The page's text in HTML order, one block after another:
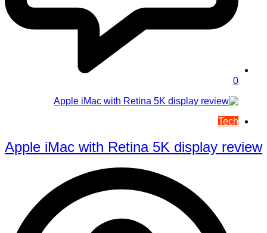
0
Tech
Apple iMac with Retina 5K display review